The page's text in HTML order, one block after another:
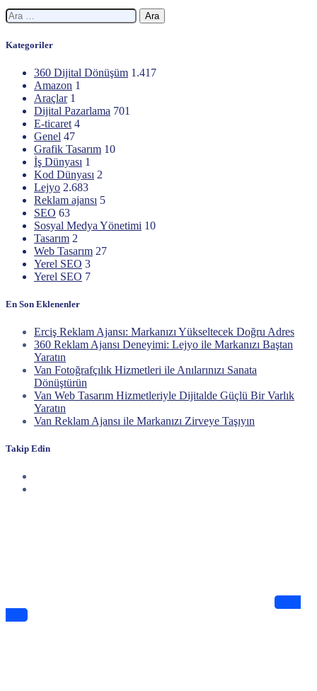
Arama:
Kategoriler
360 Dijital Dönüşüm 1.417
Amazon 1
Araçlar 1
Dijital Pazarlama 701
E-ticaret 4
Genel 47
Grafik Tasarım 10
İş Dünyası 1
Kod Dünyası 2
Lejyo 2.683
Reklam ajansı 5
SEO 63
Sosyal Medya Yönetimi 10
Tasarım 2
Web Tasarım 27
Yerel SEO 3
Yerel SEO 7
En Son Eklenenler
Erciş Reklam Ajansı: Markanızı Yükseltecek Doğru Adres
360 Reklam Ajansı Deneyimi: Lejyo ile Markanızı Baştan
Yaratın
Van Fotoğrafçılık Hizmetleri ile Anılarınızı Sanata
Dönüştürün
Van Web Tasarım Hizmetleriyle Dijitalde Güçlü Bir Varlık
Yaratın
Van Reklam Ajansı ile Markanızı Zirveye Taşıyın
Takip Edin